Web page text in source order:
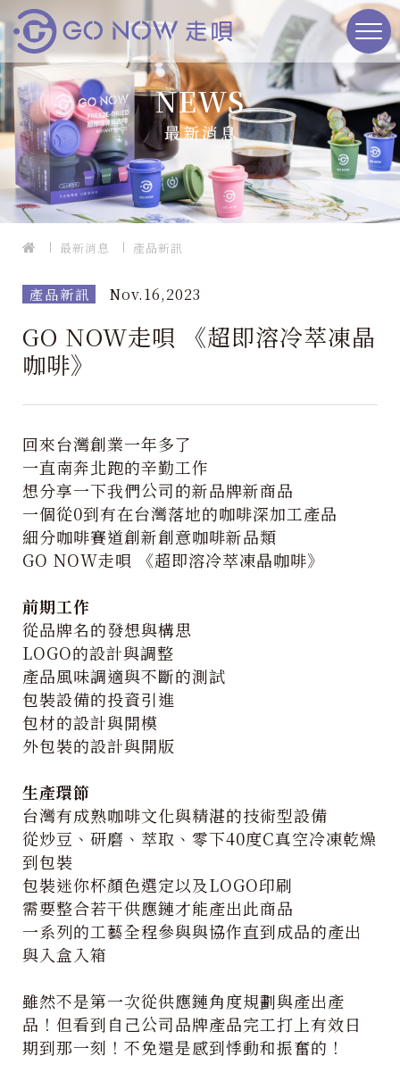
NEWS
最新消息
最新消息 產品新訊
產品新訊 Nov.16,2023
GO NOW走唄 《超即溶冷萃凍晶
咖啡》
回來台灣創業一年多了
一直南奔北跑的辛勤工作
想分享一下我們公司的新品牌新商品
一個從0到有在台灣落地的咖啡深加工產品
細分咖啡賽道創新創意咖啡新品類
GO NOW走唄 《超即溶冷萃凍晶咖啡》
前期工作
從品牌名的發想與構思
LOGO的設計與調整
產品風味調適與不斷的測試
包裝設備的投資引進
包材的設計與開模
外包裝的設計與開版
生產環節
台灣有成熟咖啡文化與精湛的技術型設備
從炒豆、研磨、萃取、零下40度C真空冷凍乾燥
到包裝
包裝迷你杯顏色選定以及LOGO印刷
需要整合若干供應鏈才能產出此商品
一系列的工藝全程參與與協作直到成品的產出
與入盒入箱
雖然不是第一次從供應鏈角度規劃與產出產
品！但看到自己公司品牌產品完工打上有效日
期到那一刻！不免還是感到悸動和振奮的！